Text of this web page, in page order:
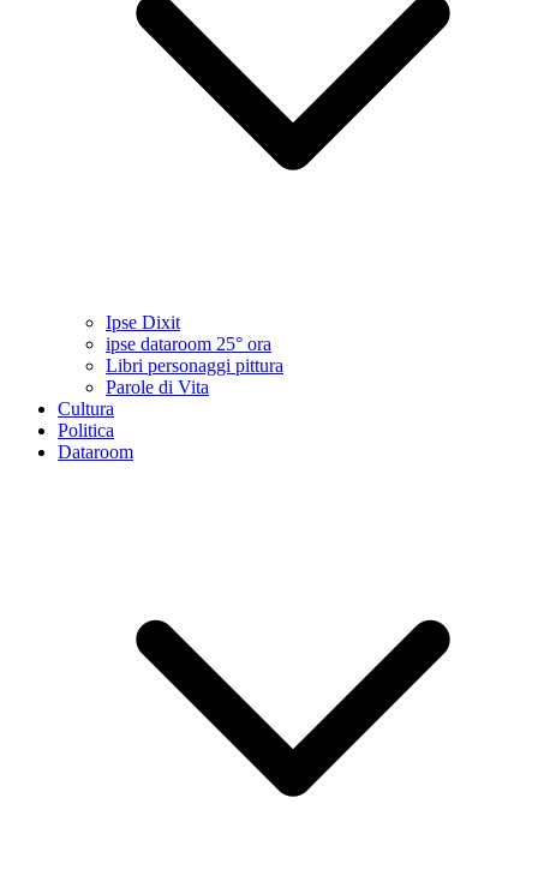
Ipse Dixit
ipse dataroom 25° ora
Libri personaggi pittura
Parole di Vita
Cultura
Politica
Dataroom